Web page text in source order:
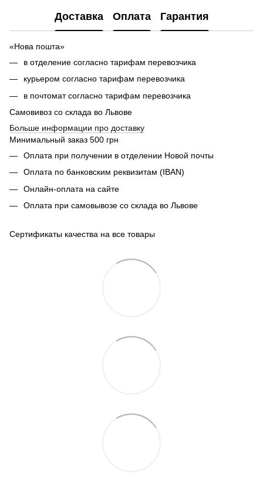
Доставка Оплата Гарантия
«Нова пошта»
в отделение согласно тарифам перевозчика
курьером согласно тарифам перевозчика
в почтомат согласно тарифам перевозчика
Самовивоз со склада во Львове
Больше информации про доставку
Минимальный заказ 500 грн
Оплата при получении в отделении Новой почты
Оплата по банковским реквизитам (IBAN)
Онлайн-оплата на сайте
Оплата при самовывозе со склада во Львове
Сертификаты качества на все товары